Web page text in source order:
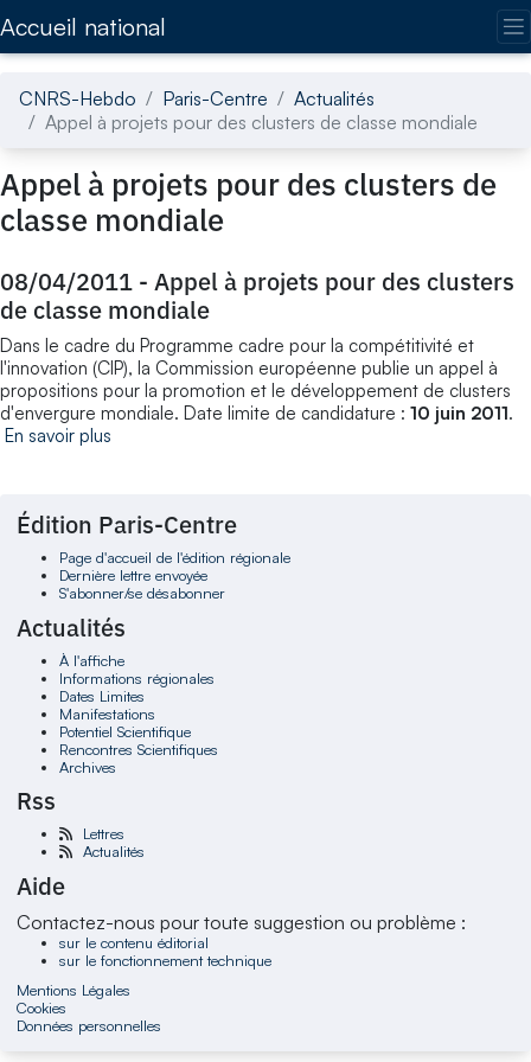
Accueil national
CNRS-Hebdo Paris-Centre
Actualités
Appel à projets pour des clusters de classe mondiale
Appel à projets pour des clusters de
classe mondiale
08/04/2011 - Appel à projets pour des clusters
de classe mondiale
Dans le cadre du Programme cadre pour la compétitivité et
l'innovation (CIP), la Commission européenne publie un appel à
propositions pour la promotion et le développement de clusters
d'envergure mondiale. Date limite de candidature : 10 juin 2011.
En savoir plus
Édition Paris-Centre
Page d'accueil de l'édition régionale
Dernière lettre envoyée
S'abonner/se désabonner
Actualités
À l'affiche
Informations régionales
Dates Limites
Manifestations
Potentiel Scientifique
Rencontres Scientifiques
Archives
Rss
Lettres
Actualités
Aide
Contactez-nous pour toute suggestion ou problème :
sur le contenu éditorial
sur le fonctionnement technique
Mentions Légales
Cookies
Données personnelles